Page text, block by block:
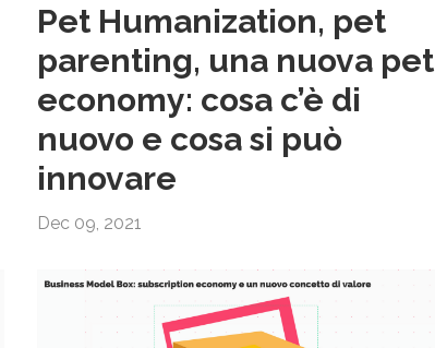
Pet Humanization, pet
parenting, una nuova pet
economy: cosa c’è di
nuovo e cosa si può
innovare
Dec 09, 2021